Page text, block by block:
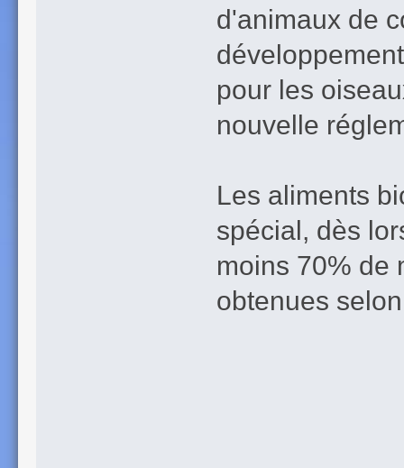
d'animaux de
pour les
nouvelle
Les aliments
spécial, dès
moins 70% de
obtenues